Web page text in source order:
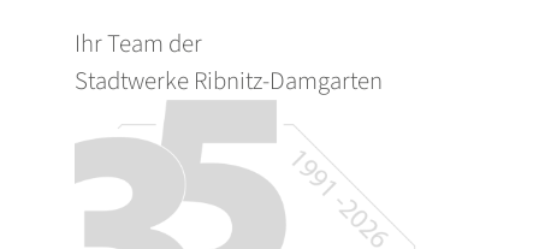
Ihr Team der
Stadtwerke Ribnitz-Damgarten